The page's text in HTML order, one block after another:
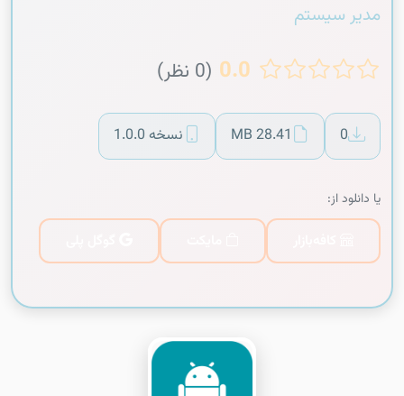
مدیر سیستم
0.0 (0 نظر)
0
28.41 MB نسخه 1.0.0
یا دانلود از: